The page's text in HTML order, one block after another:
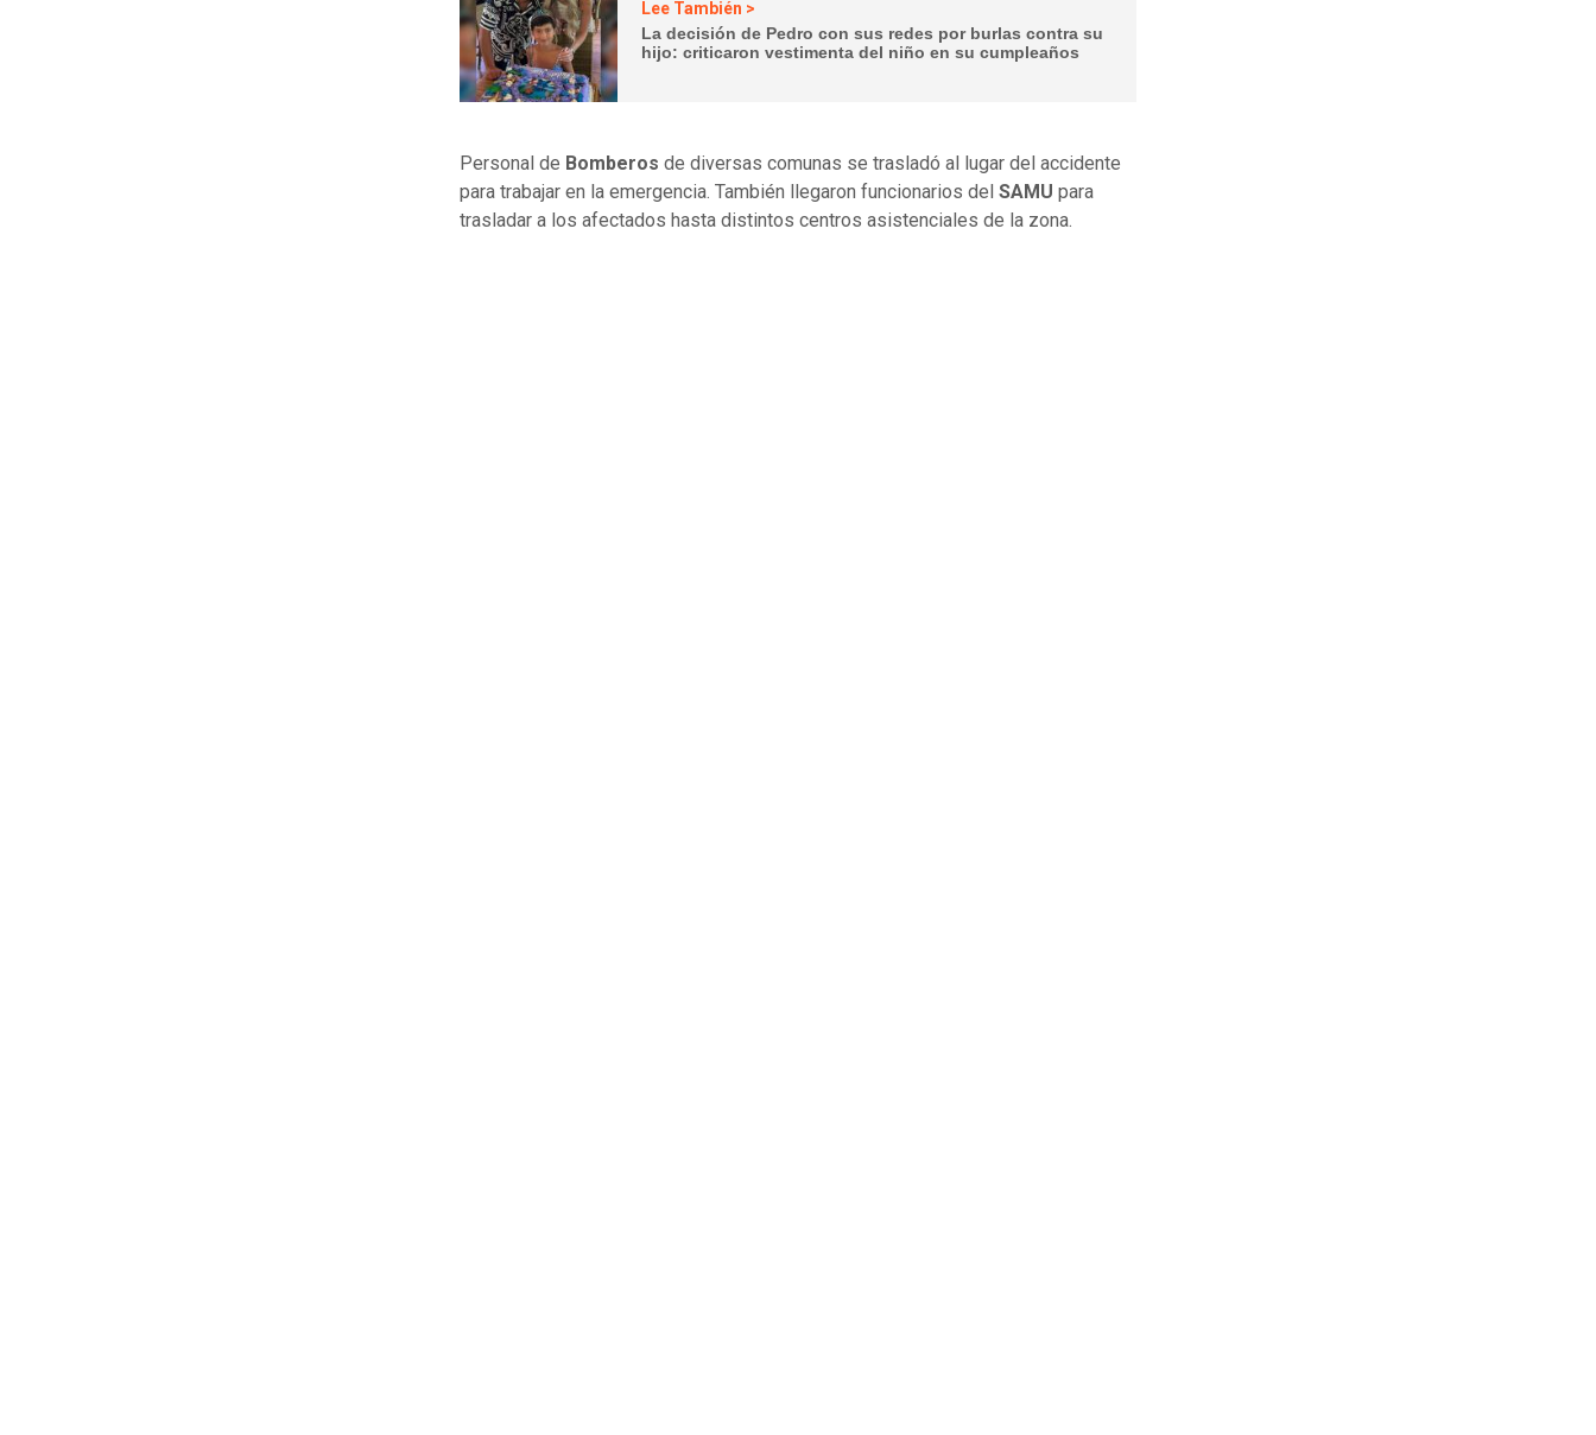
Lee También >
La decisión de Pedro con sus redes por burlas contra su
hijo: criticaron vestimenta del niño en su cumpleaños
Personal de Bomberos de diversas comunas se trasladó al lugar del accidente
para trabajar en la emergencia. También llegaron funcionarios del SAMU para
trasladar a los afectados hasta distintos centros asistenciales de la zona.